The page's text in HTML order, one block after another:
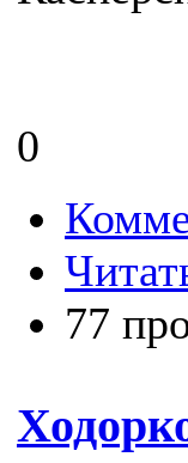
0
77